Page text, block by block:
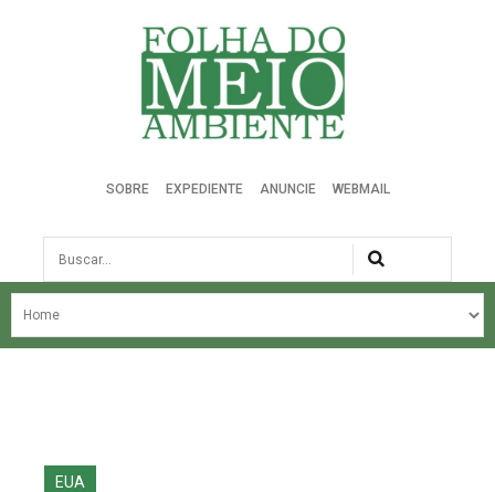
Folha do Meio Ambiente
SOBRE EXPEDIENTE ANUNCIE WEBMAIL
Busca
NOSSA HISTÓRIA
EDIÇÕES ANTERIORES
EUA